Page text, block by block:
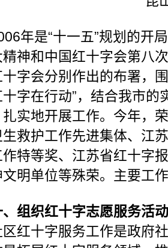
是“十一五”规划的开局
神和中国红十字会第八
字会分别作出的布署，
字在行动”，结合我市的
实地开展工作。今年，
救护工作先进集体、江
特等奖、江苏省红十字
明单位等殊荣。主要工
织红十字志愿服务活
十字服务工作是政府社